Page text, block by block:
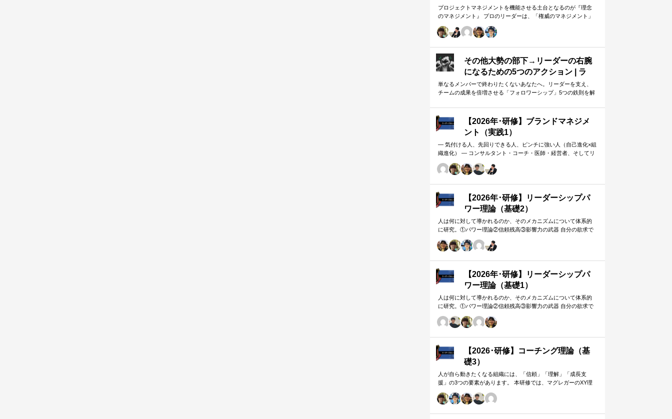
プロジェクトマネジメントを機能させる土台となるのが『理念
のマネジメント』 プロのリーダーは、「権威のマネジメント」
「好き・嫌い」や「多数決」ではなく、説得力ある提案を互い
その他大勢の部下→リーダーの右腕
になるための5つのアクション | ラ
イフハッカー・ジャパン
単なるメンバーで終わりたくないあなたへ。リーダーを支え、
チームの成果を倍増させる「フォロワーシップ」5つの鉄則を解
【2026年･研修】ブランドマネジメ
ント（実践1）
― 気付ける人、先回りできる人、ピンチに強い人（自己進化×組
織進化） ― コンサルタント・コーチ・医師・経営者、そしてリ
【2026年･研修】リーダーシップパ
ワー理論（基礎2）
人は何に対して導かれるのか、そのメカニズムについて体系的
に研究。①パワー理論②信頼残高③影響力の武器 自分の欲求で
【2026年･研修】リーダーシップパ
ワー理論（基礎1）
人は何に対して導かれるのか、そのメカニズムについて体系的
に研究。①パワー理論②信頼残高③影響力の武器 自分の欲求で
【2026･研修】コーチング理論（基
礎3）
人が自ら動きたくなる組織には、「信頼」「理解」「成長支
援」の3つの要素があります。 本研修では、マグレガーのXY理
「人はなぜ動くのか」「どうすれば自ら動くようになるのか」